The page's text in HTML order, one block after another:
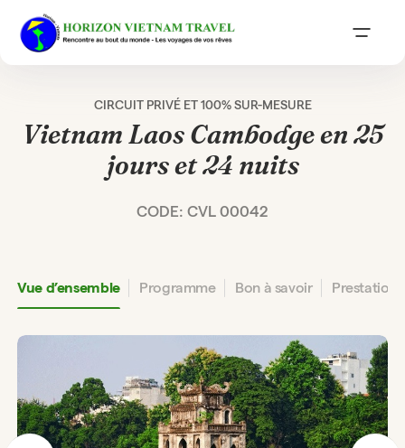
CIRCUIT PRIVÉ ET 100% SUR-MESURE
Vietnam Laos Cambodge en 25
jours et 24 nuits
CODE: CVL 00042
Vue d’ensemble Programme Bon à savoir Prestation